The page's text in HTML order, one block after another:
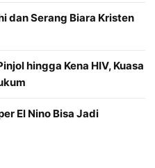
dan Serang Biara Kristen
hingga Kena HIV, Kuasa
El Nino Bisa Jadi